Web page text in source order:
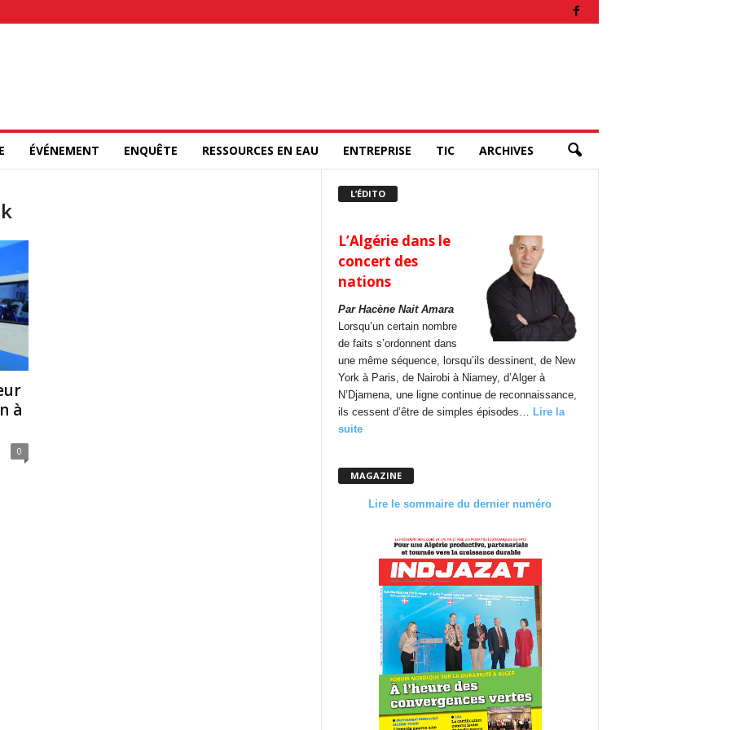
ÉVÉNEMENT ENQUÊTE RESSOURCES EN EAU ENTREPRISE TIC ARCHIVES
à
0
L’ÉDITO
L’Algérie dans le
concert des
nations
Par Hacène Nait Amara
Lorsqu’un certain nombre
de faits s’ordonnent dans
une même séquence, lorsqu’ils dessinent, de New
York à Paris, de Nairobi à Niamey, d’Alger à
N’Djamena, une ligne continue de reconnaissance,
ils cessent d’être de simples épisodes…
Lire la
suite
MAGAZINE
Lire le sommaire du dernier numéro